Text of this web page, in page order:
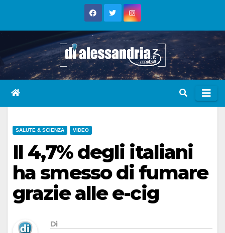
SALUTE & SCIENZA VIDEO
Il 4,7% degli italiani
ha smesso di fumare
grazie alle e-cig
Di